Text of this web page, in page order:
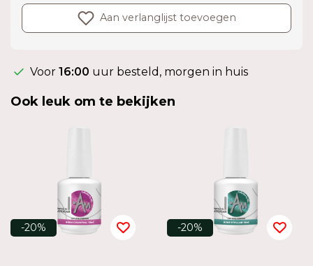
Aan verlanglijst toevoegen
Voor 16:00 uur besteld, morgen in huis
Ook leuk om te bekijken
-20% -20%